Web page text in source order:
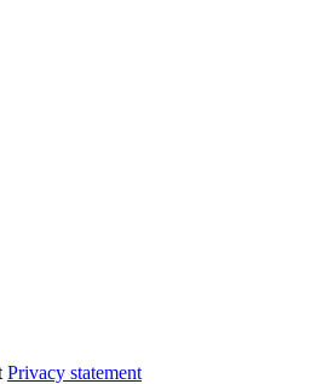
Privacy statement